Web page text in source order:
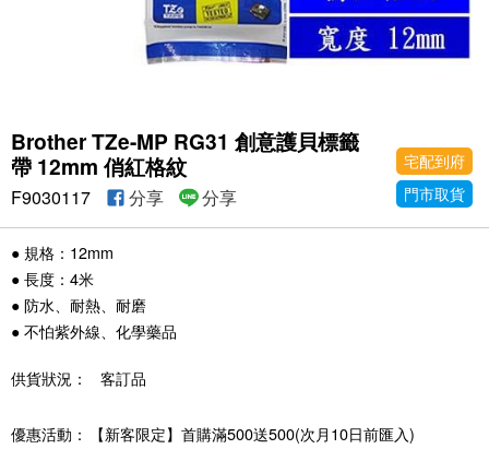
Brother TZe-MP RG31 創意護貝標籤
帶 12mm 俏紅格紋
宅配到府
門市取貨
F9030117 分享 分享
● 規格：12mm
● 長度：4米
● 防水、耐熱、耐磨
● 不怕紫外線、化學藥品
供貨狀況： 客訂品
優惠活動：
【新客限定】首購滿500送500(次月10日前匯入)